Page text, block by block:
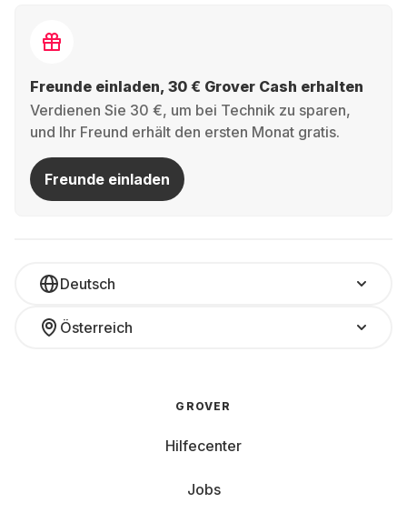
Freunde einladen, 30 € Grover Cash erhalten
Verdienen Sie 30 €, um bei Technik zu sparen,
und Ihr Freund erhält den ersten Monat gratis.
Freunde einladen
Deutsch
Österreich
GROVER
Hilfecenter
Jobs